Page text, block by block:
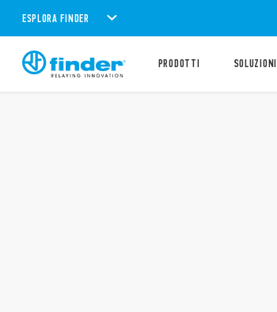
ESPLORA FINDER
PRODOTTI SOLUZIONI